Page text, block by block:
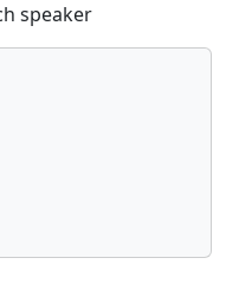
speaker